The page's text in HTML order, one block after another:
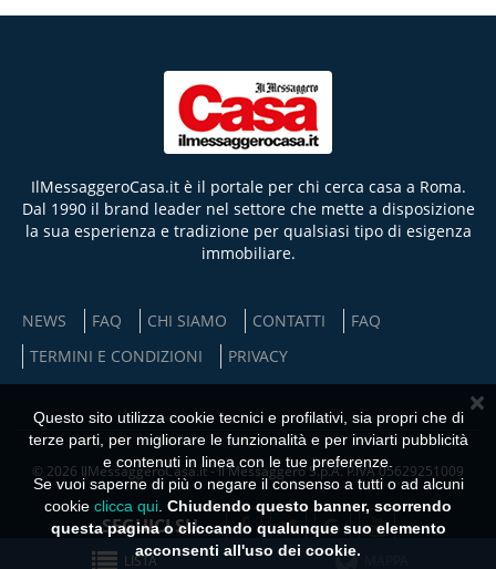
LISTA
IlMessaggeroCasa.it è il portale per chi cerca casa a Roma.
Dal 1990 il brand leader nel settore che mette a disposizione
la sua esperienza e tradizione per qualsiasi tipo di esigenza
immobiliare.
NEWS FAQ CHI SIAMO CONTATTI
FAQ
TERMINI E CONDIZIONI
PRIVACY
© 2026 IlMessaggeroCasa.it - Il Messaggero S.p.A. P.IVA 05629251009
SEGUICI SU
×
Questo sito utilizza cookie tecnici e profilativi, sia propri che di
terze parti, per migliorare le funzionalità e per inviarti pubblicità
e contenuti in linea con le tue preferenze.
Se vuoi saperne di più o negare il consenso a tutti o ad alcuni
cookie clicca qui Chiudendo questo banner, scorrendo
questa pagina o cliccando qualunque suo elemento
acconsenti all'uso dei cookie.